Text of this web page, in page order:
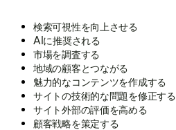
検索可視性を向上させる
AIに推奨される
市場を調査する
地域の顧客とつながる
魅力的なコンテンツを作成する
サイトの技術的な問題を修正する
サイト外部の評価を高める
顧客戦略を策定する